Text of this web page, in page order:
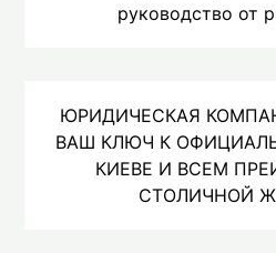
записямруководство от
ЮРИДИЧЕСКАЯ
ВАШ КЛЮЧ К
КИЕВЕ И ВСЕМ
СТОЛИЧНОЙ